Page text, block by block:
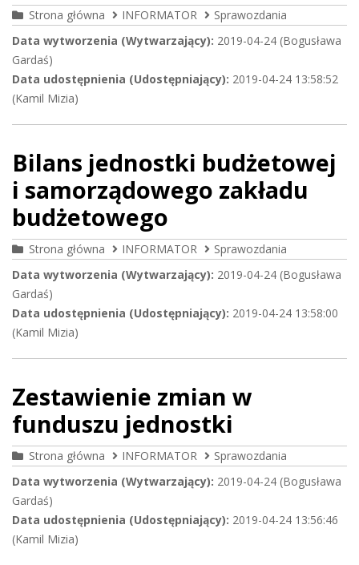
Strona główna INFORMATOR
Sprawozdania
Data wytworzenia (Wytwarzający): 2019-04-24 (Bogusława
Gardaś)
Data udostępnienia (Udostępniający): 2019-04-24 13:58:52
(Kamil Mizia)
Bilans jednostki budżetowej
i samorządowego zakładu
budżetowego
Strona główna INFORMATOR
Sprawozdania
Data wytworzenia (Wytwarzający): 2019-04-24 (Bogusława
Gardaś)
Data udostępnienia (Udostępniający): 2019-04-24 13:58:00
(Kamil Mizia)
Zestawienie zmian w
funduszu jednostki
Strona główna INFORMATOR
Sprawozdania
Data wytworzenia (Wytwarzający): 2019-04-24 (Bogusława
Gardaś)
Data udostępnienia (Udostępniający): 2019-04-24 13:56:46
(Kamil Mizia)